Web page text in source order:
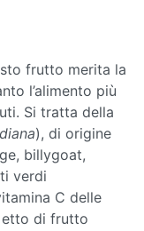
frutto merita la
l’alimento più
Si tratta della
), di origine
billygoat,
verdi
C delle
etto di frutto